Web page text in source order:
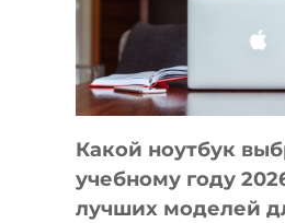
СОЗДАВАТЬ
БЕЗ
КОДА
Какой ноутбук
учебному году
лучших моделей